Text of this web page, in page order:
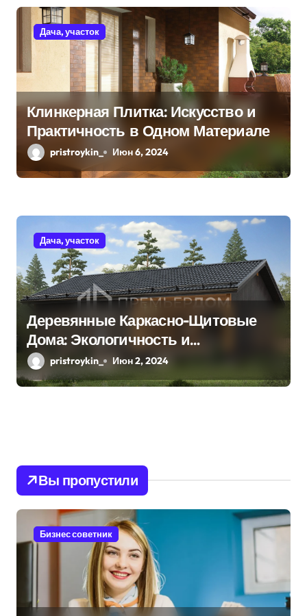
м
Дача, участок
Клинкерная Плитка: Искусство и
Практичность в Одном Материале
pristroykin_ Июн 6, 2024
Дача, участок
Деревянные Каркасно-Щитовые
Дома: Экологичность и
Практичность
pristroykin_ Июн 2, 2024
Вы пропустили
Бизнес советник